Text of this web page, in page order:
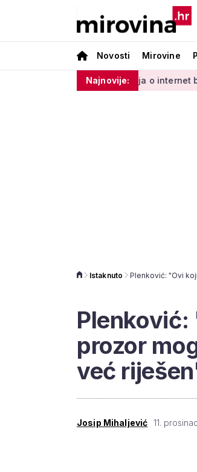
Novosti Mirovine
Najnovije:
Od učenja o internet bankarstvu
Istaknuto
Plenković:
prozor
već
Josip Mihaljević 11.